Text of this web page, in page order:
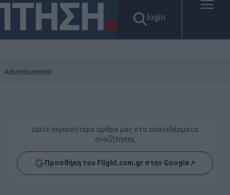
login
Δείτε περισσότερα άρθρα μας στα αποτελέσματα
αναζήτησης
Προσθήκη του Flight.com.gr στην Google↗